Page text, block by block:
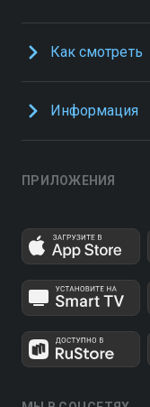
Как смотреть
Информация
ПРИЛОЖЕНИЯ